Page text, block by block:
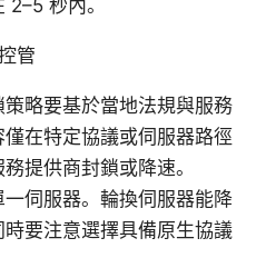
秒內。
管
略要基於當地法規與服務
在特定協議或伺服器路徑
提供商封鎖或降速。
伺服器。輪換伺服器能降
要注意選擇具備原生協議